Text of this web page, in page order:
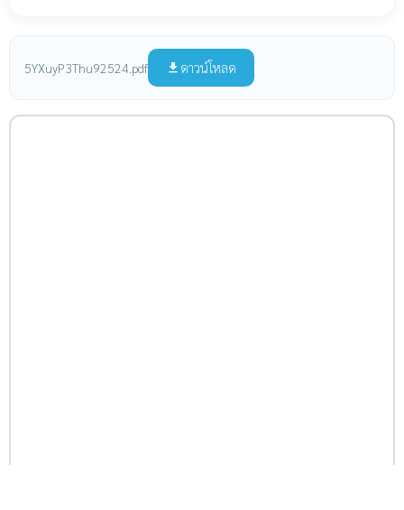
5YXuyP3Thu92524.pdf file_download ดาวน์โหลด